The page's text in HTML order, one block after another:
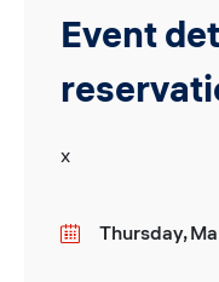
Event
x
DateThursday,